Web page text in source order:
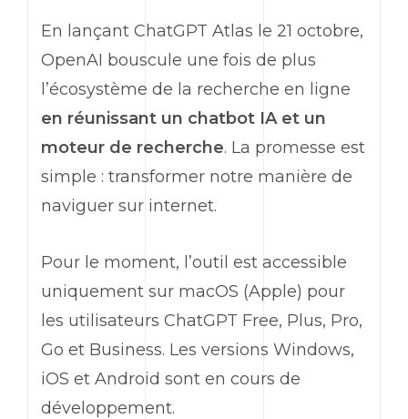
En lançant ChatGPT Atlas le 21 octobre,
OpenAI bouscule une fois de plus
l’écosystème de la recherche en ligne
en réunissant un chatbot IA et un
moteur de recherche. La promesse est
simple : transformer notre manière de
naviguer sur internet.
Pour le moment, l’outil est accessible
uniquement sur macOS (Apple) pour
les utilisateurs ChatGPT Free, Plus, Pro,
Go et Business. Les versions Windows,
iOS et Android sont en cours de
développement.